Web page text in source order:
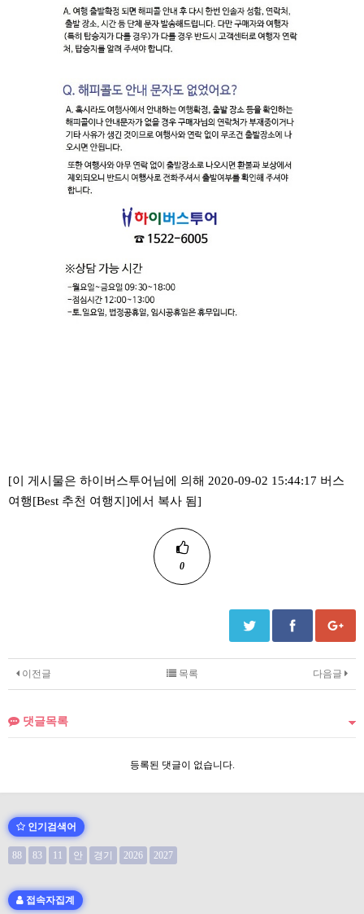
[이 게시물은 하이버스투어님에 의해 2020-09-02 15:44:17 버스
여행[Best 추천 여행지]에서 복사 됨]
0
이전글 다음글
목록
댓글목록
등록된 댓글이 없습니다.
인기검색어
88 83 11 안 경기 2026 2027
접속자집계